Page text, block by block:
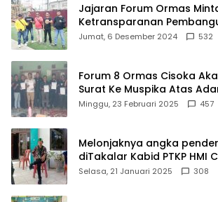
Jajaran Forum Ormas
Ketransparanan
Damkar Di Kecamatan
Jumat, 6 Desember 2024 532
Forum 8 Ormas Cisoka
Surat Ke Muspika Atas
Matel di Cisoka
Minggu, 23 Februari 2025 457
Melonjaknya angka
diTakalar Kabid PTKP HMI
angkat bicara
Selasa, 21 Januari 2025 308